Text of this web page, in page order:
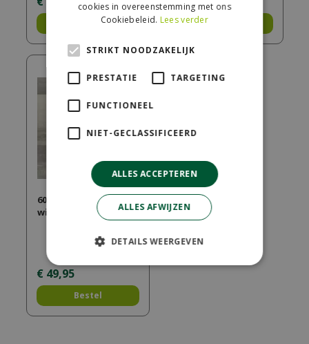
Bestel
60Plus Soft Comfort
wildverband grezzo
€ 49,95
Bestel
cookies in overeenstemming met ons
Cookiebeleid. Lees verder
STRIKT NOODZAKELIJK
PRESTATIE TARGETING
FUNCTIONEEL
NIET-GECLASSIFICEERD
ALLES ACCEPTEREN
ALLES AFWIJZEN
DETAILS WEERGEVEN